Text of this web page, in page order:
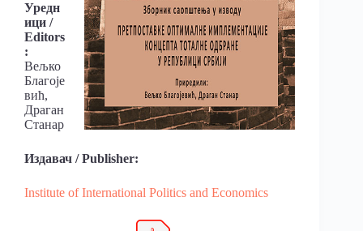
Уредн
ици /
Editors
:
Вељко
Благоје
вић,
Драган
Станар
Издавач / Publisher:
Institute of International Politics and Economics